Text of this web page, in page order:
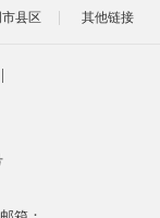
县区 其他链接